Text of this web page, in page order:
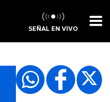
SEÑAL EN VIVO